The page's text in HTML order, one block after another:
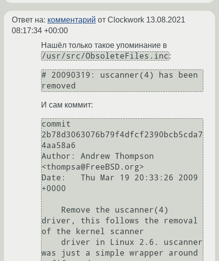
Ответ на: комментарий от Clockwork 13.08.2021
08:17:34 +00:00
Нашёл только такое упоминание в
/usr/src/ObsoleteFiles.inc :
# 20090319: uscanner(4) has been
И сам коммит:
commit
2b78d3063076b79f4dfcf2390bcb5cda7
4aa58a6
Author: Andrew Thompson
<thompsa@FreeBSD.org>
Date:   Thu Mar 19 20:33:26 2009
+0000
driver, this follows the removal
of the kernel scanner
was just a simple wrapper around